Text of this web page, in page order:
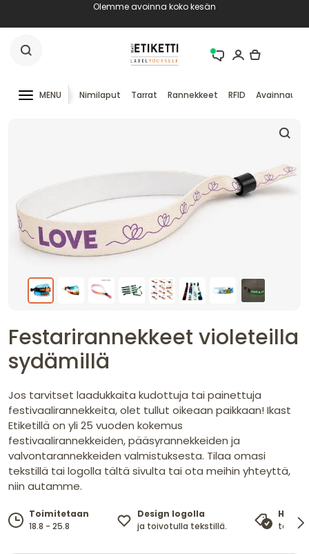
Olemme avoinna koko kesän
MENU Nimilaput Tarrat Rannekkeet RFID
Festarirannekkeet violeteilla
sydämillä
Jos tarvitset laadukkaita kudottuja tai painettuja
festivaalirannekkeita, olet tullut oikeaan paikkaan! Ikast
Etiketillä on yli 25 vuoden kokemus
festivaalirannekkeiden, pääsyrannekkeiden ja
valvontarannekkeiden valmistuksesta. Tilaa omasi
tekstillä tai logolla tältä sivulta tai ota meihin yhteyttä,
niin autamme.
Toimitetaan
18.8 - 25.8
Design logolla
ja toivotulla tekstillä.
takaa